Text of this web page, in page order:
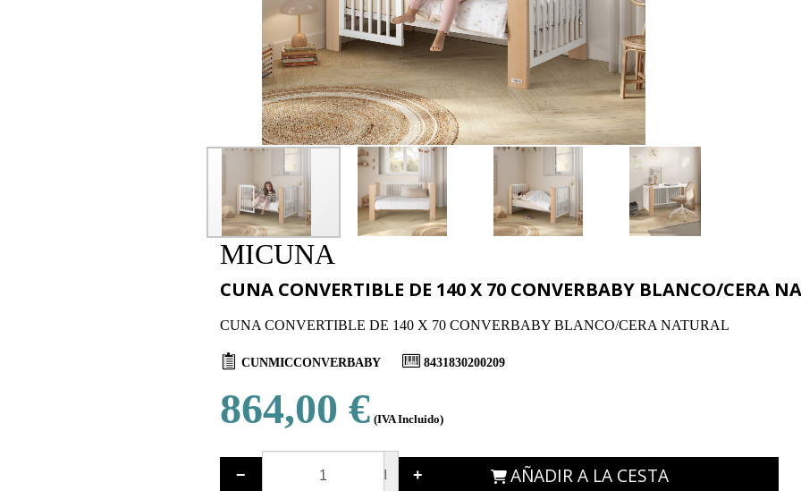
MICUNA
CUNA CONVERTIBLE DE 140 X 70 CONVERBABY BLANCO/CERA
CUNA CONVERTIBLE DE 140 X 70 CONVERBABY BLANCO/CERA NATURAL
CUNMICCONVERBABY 8431830200209
864,00 € (IVA Incluido)
− ud + AÑADIR A LA CESTA